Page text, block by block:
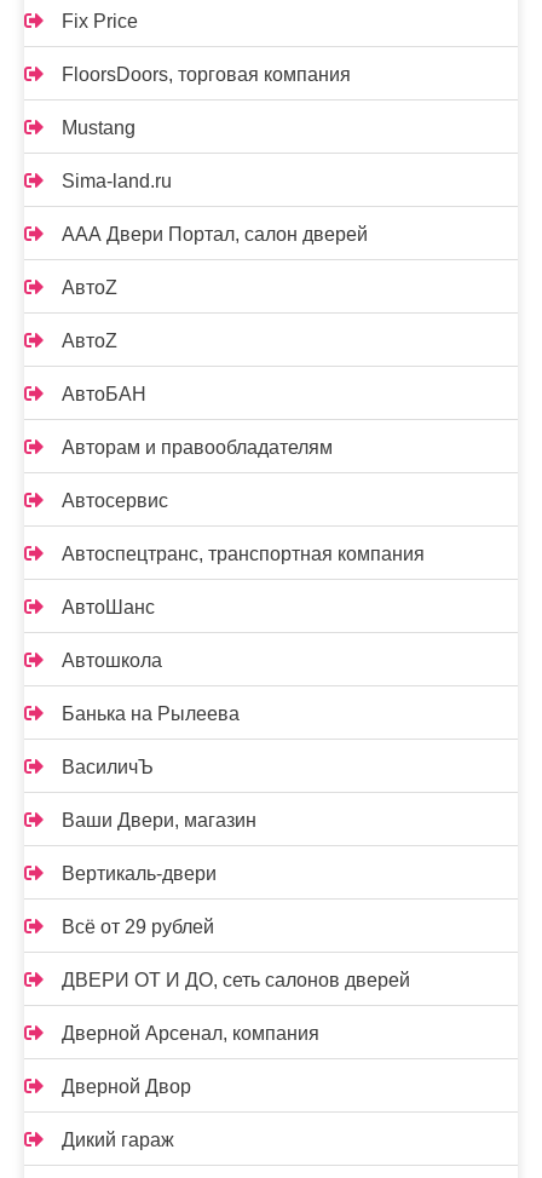
Fix Price
FloorsDoors, торговая компания
Mustang
Sima-land.ru
ААА Двери Портал, салон дверей
АвтоZ
АвтоZ
АвтоБАН
Авторам и правообладателям
Автосервис
Автоспецтранс, транспортная компания
АвтоШанс
Автошкола
Банька на Рылеева
ВасиличЪ
Ваши Двери, магазин
Вертикаль-двери
Всё от 29 рублей
ДВЕРИ ОТ И ДО, сеть салонов дверей
Дверной Арсенал, компания
Дверной Двор
Дикий гараж